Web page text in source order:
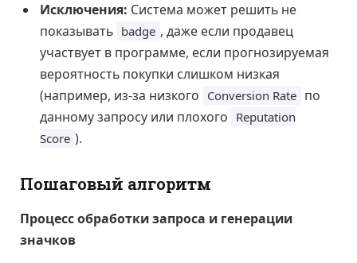
Исключения: Система может решить не
показывать badge , даже если продавец
участвует в программе, если прогнозируемая
вероятность покупки слишком низкая
(например, из-за низкого Conversion Rate по
данному запросу или плохого Reputation
Score ).
Пошаговый алгоритм
Процесс обработки запроса и генерации
значков